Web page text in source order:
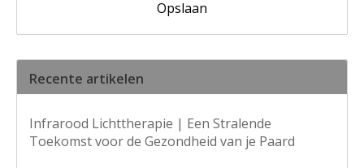
Opslaan
Recente artikelen
Infrarood Lichttherapie | Een Stralende
Toekomst voor de Gezondheid van je Paard